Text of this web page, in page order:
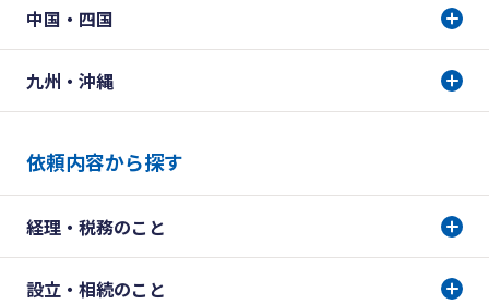
中国・四国
九州・沖縄
依頼内容から探す
経理・税務のこと
設立・相続のこと